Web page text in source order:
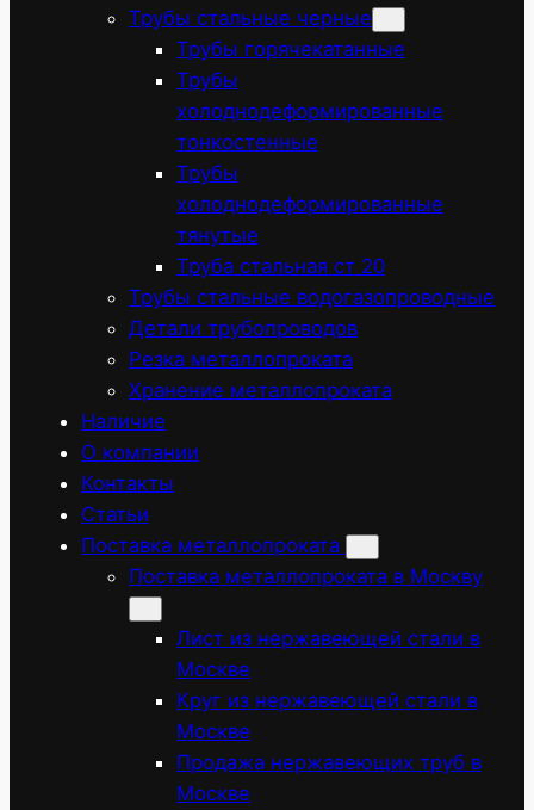
Трубы стальные черные
Трубы горячекатанные
Трубы
холоднодеформированные
тонкостенные
Трубы
холоднодеформированные
тянутые
Труба стальная ст 20
Трубы стальные водогазопроводные
Детали трубопроводов
Резка металлопроката
Хранение металлопроката
Наличие
О компании
Контакты
Статьи
Поставка металлопроката
Поставка металлопроката в Москву
Лист из нержавеющей стали в
Москве
Круг из нержавеющей стали в
Москве
Продажа нержавеющих труб в
Москве